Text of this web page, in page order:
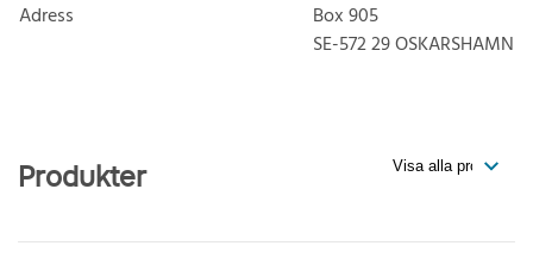
Adress
Box 905
SE-572 29OSKARSHAMN
Produkter